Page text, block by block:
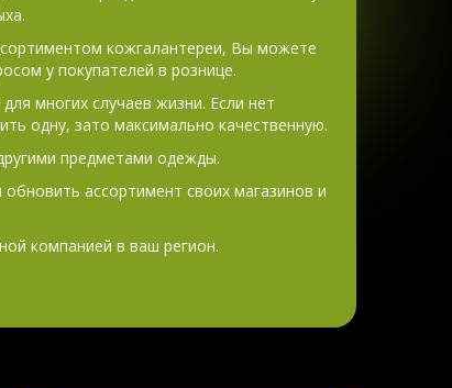
кожгалантереи, Вы можете
у покупателей в рознице.
многих случаев жизни. Если нет
одну, зато максимально качественную.
предметами одежды.
ассортимент своих магазинов и
компанией в ваш регион.